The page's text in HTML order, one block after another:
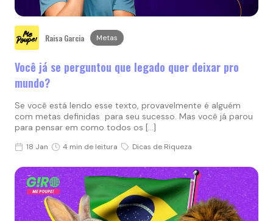
Raisa Garcia Metas
Você já se perguntou que legado quer deixar pro
mundo?
Se você está lendo esse texto, provavelmente é alguém
com metas definidas para seu sucesso. Mas você já parou
para pensar em como todos os […]
18 Jan 4 min de leitura Dicas de Riqueza